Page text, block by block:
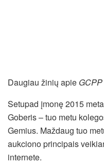
Daugiau žinių apie GCPP
Setupad įmonę 2015
Goberis – tuo metu
Gemius. Maždaug tuo
aukciono principais
internete.